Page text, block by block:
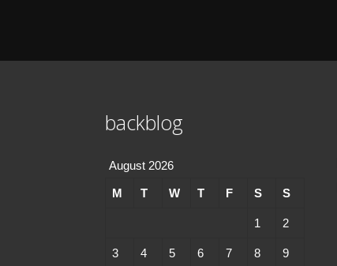
backblog
August 2026
M T W T F S S
1 2
3 4 5 6 7 8 9